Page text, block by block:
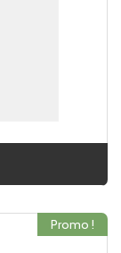
Promo !